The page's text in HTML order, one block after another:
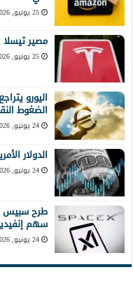
25 يونيو, 2026 9:48 م
مصير تيسلا
25 يونيو, 2026 8:11 م
اليورو
الضغوط
24 يونيو, 2026 11:28 م
الدولار
24 يونيو, 2026 10:39 م
طرح سبيس
سهم
24 يونيو, 2026 10:24 م